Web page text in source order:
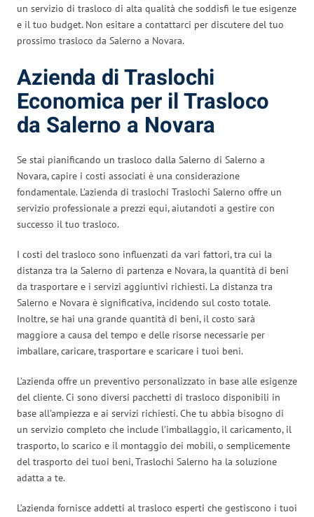
un servizio di trasloco di alta qualità che soddisfi le tue esigenze
e il tuo budget. Non esitare a contattarci per discutere del tuo
prossimo trasloco da Salerno a Novara.
Azienda di Traslochi
Economica per il Trasloco
da Salerno a Novara
Se stai pianificando un trasloco dalla Salerno di Salerno a
Novara, capire i costi associati è una considerazione
fondamentale. L’azienda di traslochi Traslochi Salerno offre un
servizio professionale a prezzi equi, aiutandoti a gestire con
successo il tuo trasloco.
I costi del trasloco sono influenzati da vari fattori, tra cui la
distanza tra la Salerno di partenza e Novara, la quantità di beni
da trasportare e i servizi aggiuntivi richiesti. La distanza tra
Salerno e Novara è significativa, incidendo sul costo totale.
Inoltre, se hai una grande quantità di beni, il costo sarà
maggiore a causa del tempo e delle risorse necessarie per
imballare, caricare, trasportare e scaricare i tuoi beni.
L’azienda offre un preventivo personalizzato in base alle esigenze
del cliente. Ci sono diversi pacchetti di trasloco disponibili in
base all’ampiezza e ai servizi richiesti. Che tu abbia bisogno di
un servizio completo che include l’imballaggio, il caricamento, il
trasporto, lo scarico e il montaggio dei mobili, o semplicemente
del trasporto dei tuoi beni, Traslochi Salerno ha la soluzione
adatta a te.
L’azienda fornisce addetti al trasloco esperti che gestiscono i tuoi